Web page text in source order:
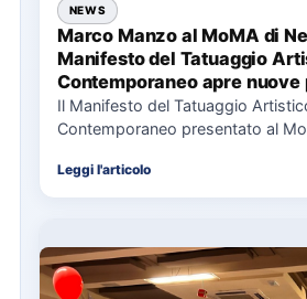
NEWS
Marco Manzo al MoMA di
Manifesto del Tatuaggio
Contemporaneo apre
per il collezionismo
Il Manifesto del Tatuaggio
Contemporaneo presentato al
Leggi l'articolo